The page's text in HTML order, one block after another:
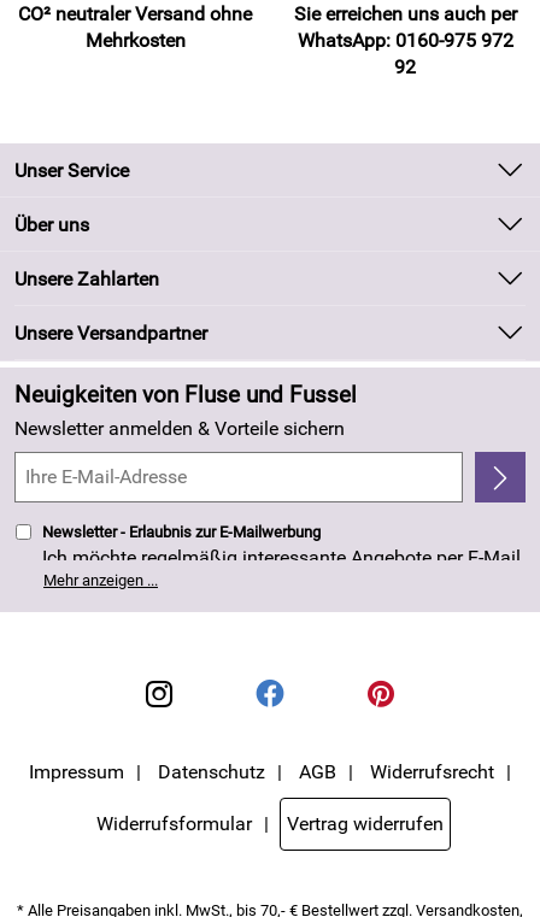
CO² neutraler Versand ohne
Mehrkosten
Sie erreichen uns auch per
WhatsApp: 0160-975 972
92
Unser Service
Kontakt
Kundeninformationen
Newsletter
Zahlung und Versand
Kundenlogin
Über uns
Unsere Bestseller
Neu
Angebote
Made in Germany
4,8/5
Unsere Zahlarten
Unsere Versandpartner
Neuigkeiten von Fluse und Fussel
Newsletter anmelden & Vorteile sichern
Newsletter - Erlaubnis zur E-Mailwerbung
Ich möchte regelmäßig interessante Angebote per E-Mail
erhalten. Meine E-Mail-Adresse wird nicht an andere
Unternehmen weitergegeben. Die Einwilligung zur
Nutzung meiner E-Mail- Adresse für Werbezwecke kann
Mehr anzeigen ...
Impressum Datenschutz AGB Widerrufsrecht
Widerrufsformular Vertrag widerrufen
* Alle Preisangaben inkl. MwSt., bis 70,- € Bestellwert zzgl. Versandkosten,